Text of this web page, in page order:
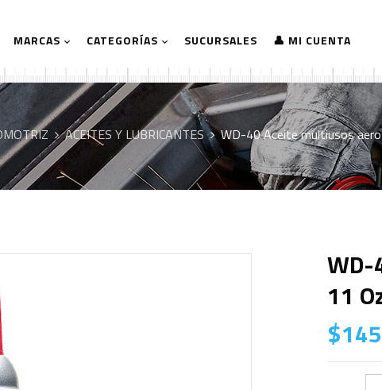
MARCAS CATEGORÍAS SUCURSALES 👤 MI CUENTA
ACEITES Y LUBRICANTES WD-40 Aceite multiusos
WD-
11
$